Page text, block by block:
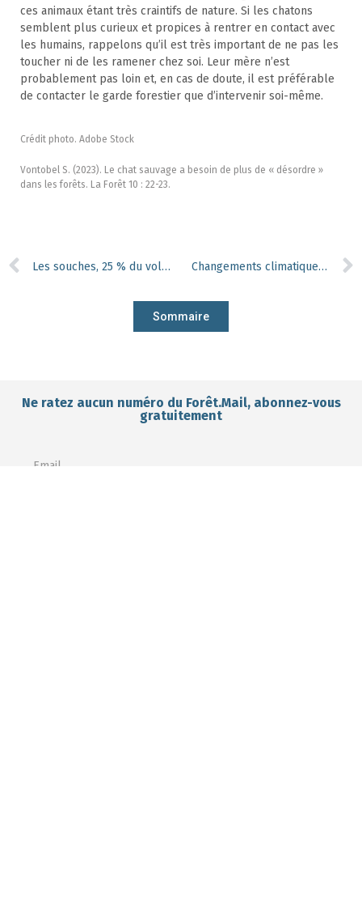
ces animaux étant très craintifs de nature. Si les chatons
semblent plus curieux et propices à rentrer en contact avec
les humains, rappelons qu’il est très important de ne pas les
toucher ni de les ramener chez soi. Leur mère n’est
probablement pas loin et, en cas de doute, il est préférable
de contacter le garde forestier que d’intervenir soi-même.
Crédit photo. Adobe Stock
Vontobel S. (2023). Le chat sauvage a besoin de plus de « désordre »
dans les forêts. La Forêt 10 : 22-23.
Les souches, 25 % du volume de bois mort en forêt ! Changements climatiques : impacts sur la biodiversité et sur les services écosystémiques
Sommaire
Ne ratez aucun numéro du Forêt.Mail, abonnez-vous
gratuitement